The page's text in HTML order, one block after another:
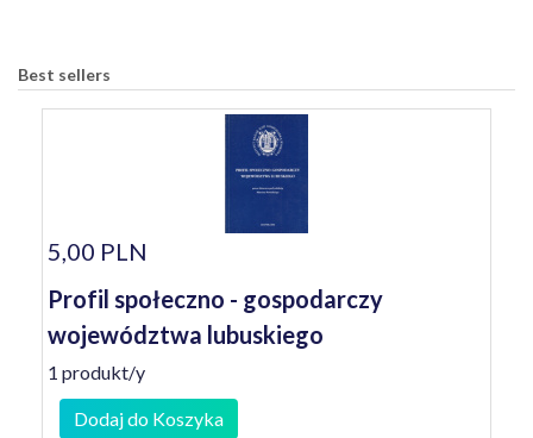
Best sellers
5,00 PLN
Profil społeczno - gospodarczy
województwa lubuskiego
1 produkt/y
Dodaj do Koszyka